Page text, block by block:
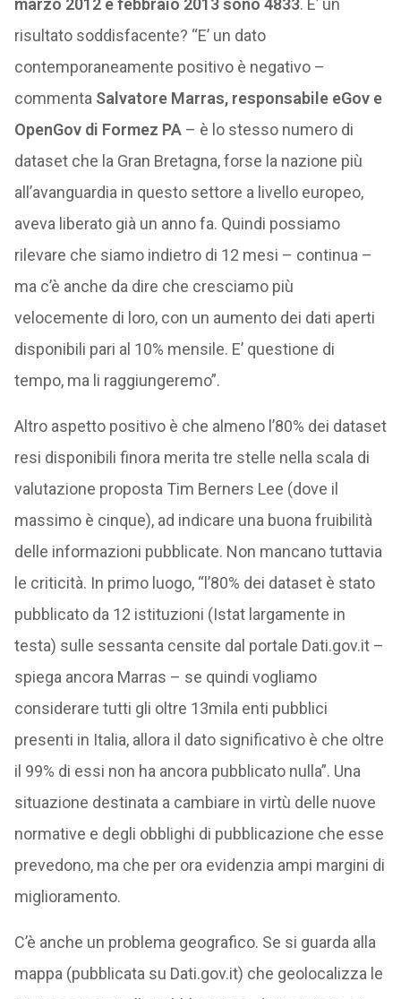
marzo 2012 e febbraio 2013 sono 4833. E’ un
risultato soddisfacente? “E’ un dato
contemporaneamente positivo è negativo –
commenta Salvatore Marras, responsabile eGov e
OpenGov di Formez PA– è lo stesso numero di
dataset che la Gran Bretagna, forse la nazione più
all’avanguardia in questo settore a livello europeo,
aveva liberato già un anno fa. Quindi possiamo
rilevare che siamo indietro di 12 mesi – continua –
ma c’è anche da dire che cresciamo più
velocemente di loro, con un aumento dei dati aperti
disponibili pari al 10% mensile. E’ questione di
tempo, ma li raggiungeremo”.
Altro aspetto positivo è che almeno l’80% dei dataset
resi disponibili finora merita tre stelle nella scala di
valutazione proposta Tim Berners Lee (dove il
massimo è cinque), ad indicare una buona fruibilità
delle informazioni pubblicate. Non mancano tuttavia
le criticità. In primo luogo, “l’80% dei dataset è stato
pubblicato da 12 istituzioni (Istat largamente in
testa) sulle sessanta censite dal portale Dati.gov.it –
spiega ancora Marras – se quindi vogliamo
considerare tutti gli oltre 13mila enti pubblici
presenti in Italia, allora il dato significativo è che oltre
il 99% di essi non ha ancora pubblicato nulla”. Una
situazione destinata a cambiare in virtù delle nuove
normative e degli obblighi di pubblicazione che esse
prevedono, ma che per ora evidenzia ampi margini di
miglioramento.
C’è anche un problema geografico. Se si guarda alla
mappa (pubblicata su Dati.gov.it) che geolocalizza le